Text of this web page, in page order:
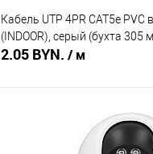
Кабель UTP 4PR CAT5е PVC
(INDOOR), серый (бухта 305
2.05 BYN. / м
В